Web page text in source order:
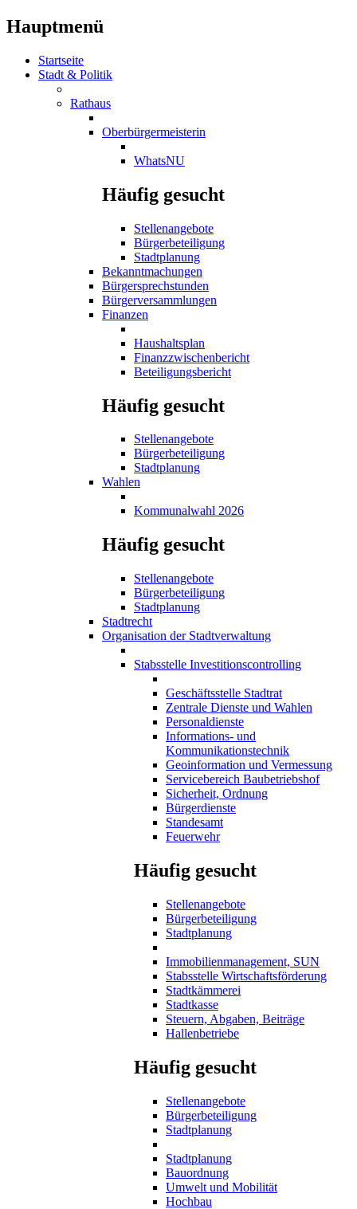
Hauptmenü
Startseite
Stadt & Politik
Rathaus
Oberbürgermeisterin
WhatsNU
Häufig gesucht
Stellenangebote
Bürgerbeteiligung
Stadtplanung
Bekanntmachungen
Bürgersprechstunden
Bürgerversammlungen
Finanzen
Haushaltsplan
Finanzzwischenbericht
Beteiligungsbericht
Häufig gesucht
Stellenangebote
Bürgerbeteiligung
Stadtplanung
Wahlen
Kommunalwahl 2026
Häufig gesucht
Stellenangebote
Bürgerbeteiligung
Stadtplanung
Stadtrecht
Organisation der Stadtverwaltung
Stabsstelle Investitionscontrolling
Geschäftsstelle Stadtrat
Zentrale Dienste und Wahlen
Personaldienste
Informations- und
Kommunikationstechnik
Geoinformation und Vermessung
Servicebereich Baubetriebshof
Sicherheit, Ordnung
Bürgerdienste
Standesamt
Feuerwehr
Häufig gesucht
Stellenangebote
Bürgerbeteiligung
Stadtplanung
Immobilienmanagement, SUN
Stabsstelle Wirtschaftsförderung
Stadtkämmerei
Stadtkasse
Steuern, Abgaben, Beiträge
Hallenbetriebe
Häufig gesucht
Stellenangebote
Bürgerbeteiligung
Stadtplanung
Stadtplanung
Bauordnung
Umwelt und Mobilität
Hochbau